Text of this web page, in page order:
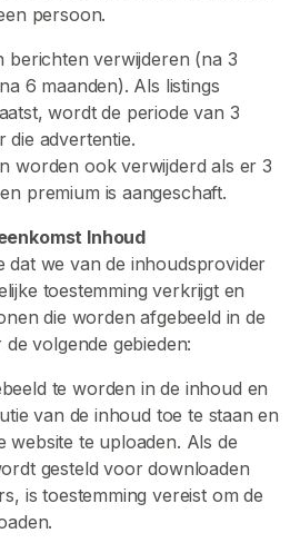
persoon.
berichten verwijderen (na 3
6 maanden). Als listings
wordt de periode van 3
die advertentie.
worden ook verwijderd als er 3
premium is aangeschaft.
Inhoud
dat we van de inhoudsprovider
toestemming verkrijgt en
die worden afgebeeld in de
volgende gebieden:
te worden in de inhoud en
van de inhoud toe te staan en
website te uploaden. Als de
gesteld voor downloaden
is toestemming vereist om de